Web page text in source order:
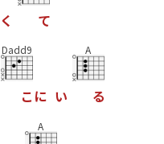
く て
Dadd9
こ に い
A
る
A